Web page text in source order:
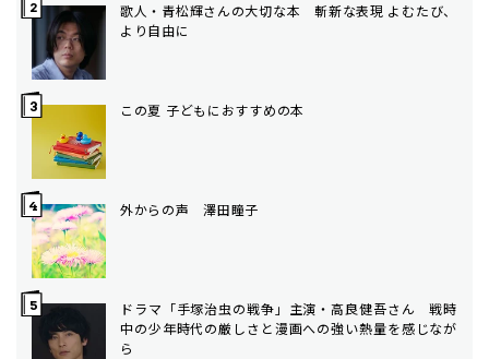
歌人・青松輝さんの大切な本 斬新な表現 よむたび、
より自由に
この夏 子どもにおすすめの本
外からの声 澤田瞳子
ドラマ「手塚治虫の戦争」主演・高良健吾さん 戦時
中の少年時代の厳しさと漫画への強い熱量を感じなが
ら